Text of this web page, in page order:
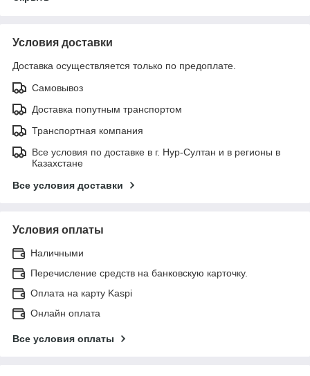
Условия доставки
Доставка осуществляется только по предоплате.
Самовывоз
Доставка попутным транспортом
Транспортная компания
Все условия по доставке в г. Нур-Султан и в регионы в
Казахстане
Все условия доставки
Условия оплаты
Наличными
Перечисление средств на банковскую карточку.
Оплата на карту Kaspi
Онлайн оплата
Все условия оплаты